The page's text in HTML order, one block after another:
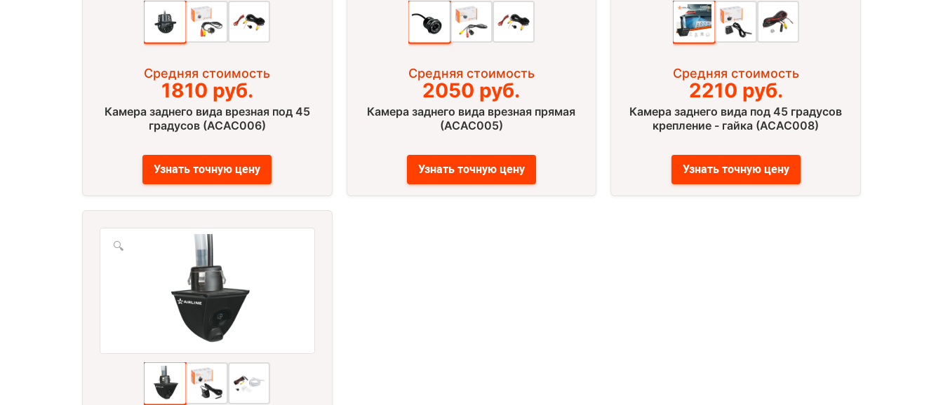
Средняя стоимость
1810 руб.
Камера заднего вида врезная под 45
градусов (ACAC006)
Узнать точную цену
Средняя стоимость
2050 руб.
Камера заднего вида врезная прямая
(ACAC005)
Узнать точную цену
Средняя стоимость
2210 руб.
Камера заднего вида под 45 градусов
крепление - гайка (ACAC008)
Узнать точную цену
🔍